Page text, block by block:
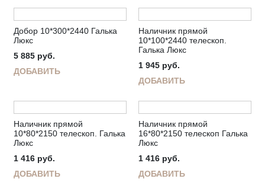
Добор 10*300*2440 Галька
Люкс
5 885 руб.
ДОБАВИТЬ
Наличник прямой
10*100*2440 телескоп.
Галька Люкс
1 945 руб.
ДОБАВИТЬ
Наличник прямой
10*80*2150 телескоп. Галька
Люкс
1 416 руб.
ДОБАВИТЬ
Наличник прямой
16*80*2150 телескоп Галька
Люкс
1 416 руб.
ДОБАВИТЬ